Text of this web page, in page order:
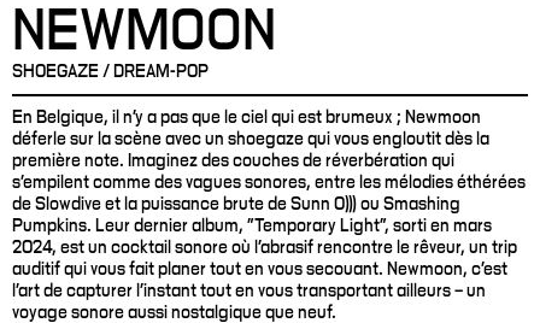
NEWMOON
SHOEGAZE / DREAM-POP
En Belgique, il n’y a pas que le ciel qui est brumeux ; Newmoon
déferle sur la scène avec un shoegaze qui vous engloutit dès la
première note. Imaginez des couches de réverbération qui
s’empilent comme des vagues sonores, entre les mélodies éthérées
de Slowdive et la puissance brute de Sunn 0))) ou Smashing
Pumpkins. Leur dernier album, "Temporary Light", sorti en mars
2024, est un cocktail sonore où l’abrasif rencontre le rêveur, un trip
auditif qui vous fait planer tout en vous secouant. Newmoon, c’est
l’art de capturer l’instant tout en vous transportant ailleurs – un
voyage sonore aussi nostalgique que neuf.